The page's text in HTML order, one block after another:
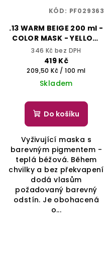
.13 WARM BEIGE 200 ml -
COLOR MASK - YELLOW
PROFESSIONAL
346 Kč bez DPH
419 Kč
Měrná
cena:
209,50 Kč / 100 ml
Skladem
Do košíku
Vyživující maska s
barevným pigmentem -
teplá béžová. Během
chvilky a bez překvapení
dodá vlasům
požadovaný barevný
odstín. Je obohacená
o...
KÓD: PF029363